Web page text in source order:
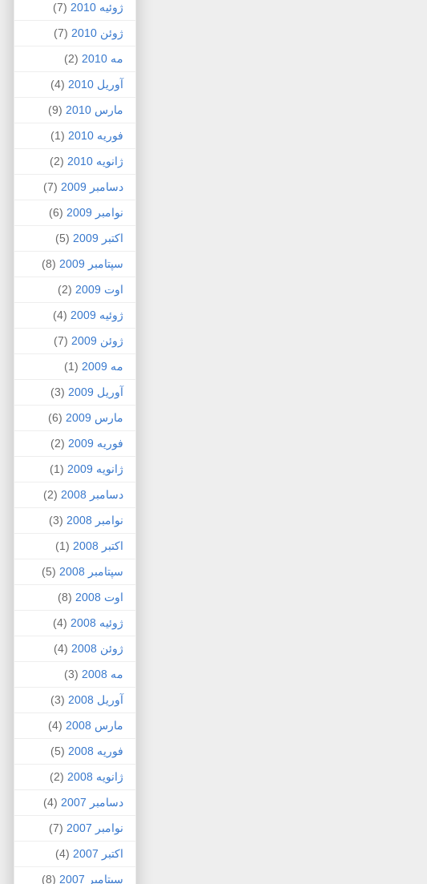
ژوئیه 2010
(7)
ژوئن 2010
(7)
مه 2010
(2)
آوریل 2010
(4)
مارس 2010
(9)
فوریه 2010
(1)
ژانویه 2010
(2)
دسامبر 2009
(7)
نوامبر 2009
(6)
اکتبر 2009
(5)
سپتامبر 2009
(8)
اوت 2009
(2)
ژوئیه 2009
(4)
ژوئن 2009
(7)
مه 2009
(1)
آوریل 2009
(3)
مارس 2009
(6)
فوریه 2009
(2)
ژانویه 2009
(1)
دسامبر 2008
(2)
نوامبر 2008
(3)
اکتبر 2008
(1)
سپتامبر 2008
(5)
اوت 2008
(8)
ژوئیه 2008
(4)
ژوئن 2008
(4)
مه 2008
(3)
آوریل 2008
(3)
مارس 2008
(4)
فوریه 2008
(5)
ژانویه 2008
(2)
دسامبر 2007
(4)
نوامبر 2007
(7)
اکتبر 2007
(4)
سپتامبر 2007
(8)